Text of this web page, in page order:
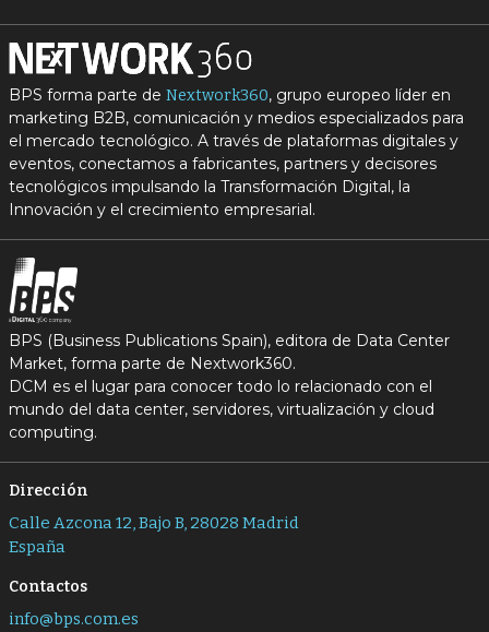
BPS forma parte de Nextwork360, grupo europeo líder en
marketing B2B, comunicación y medios especializados para
el mercado tecnológico. A través de plataformas digitales y
eventos, conectamos a fabricantes, partners y decisores
tecnológicos impulsando la Transformación Digital, la
Innovación y el crecimiento empresarial.
BPS (Business Publications Spain), editora de Data Center
Market, forma parte de Nextwork360.
DCM es el lugar para conocer todo lo relacionado con el
mundo del data center, servidores, virtualización y cloud
computing.
Dirección
Calle Azcona 12, Bajo B, 28028 Madrid
España
Contactos
info@bps.com.es